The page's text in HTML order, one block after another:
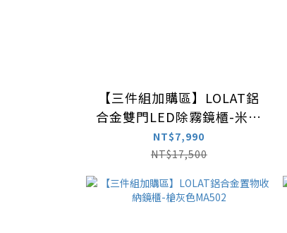
【三件組加購區】LOLAT鋁
合金雙門LED除霧鏡櫃-米色
MA903-CC(75cm)
NT$7,990
NT$17,500